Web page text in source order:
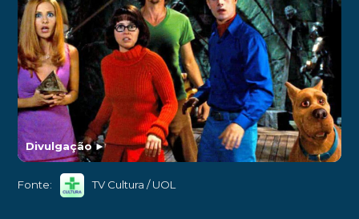
Divulgação►
Fonte: TV Cultura / UOL